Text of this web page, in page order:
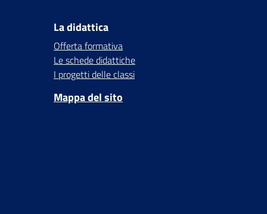
La didattica
Offerta formativa
Le schede didattiche
I progetti delle classi
Mappa del sito